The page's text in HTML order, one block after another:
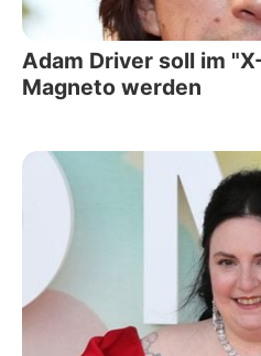
Adam Driver soll im
Magneto werden